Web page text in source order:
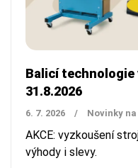
Balicí technologie
31.8.2026
6. 7. 2026 / Novinky
AKCE: vyzkoušení
výhody i slevy.